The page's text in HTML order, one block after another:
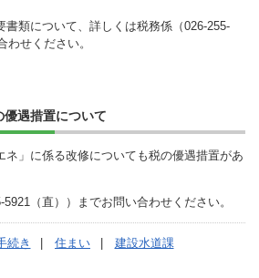
書類について、詳しくは税務係（026-255-
わせください。
遇措置について
ネ」に係る改修についても税の優遇措置があ
（直））までお問い合わせください。
続き 住まい
建設水道課